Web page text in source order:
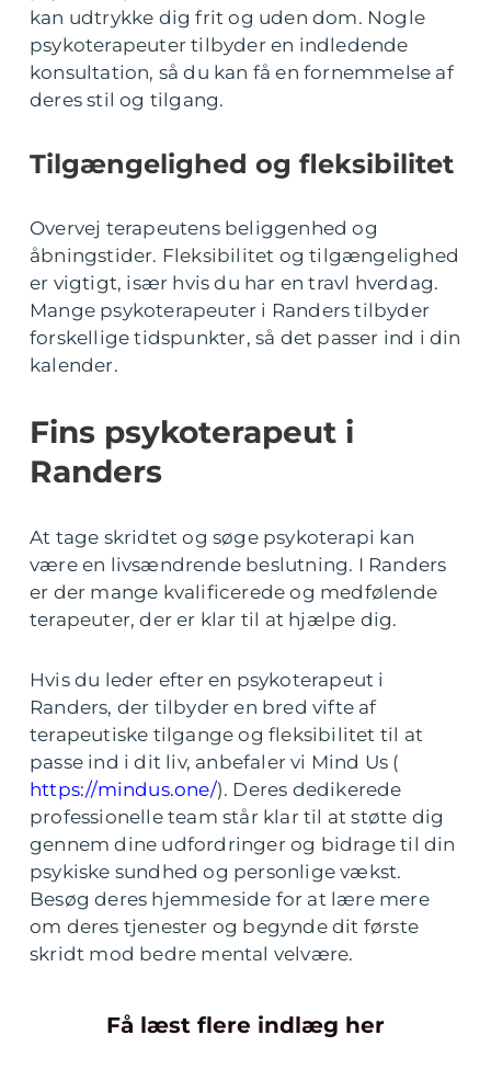
kan udtrykke dig frit og uden dom. Nogle
psykoterapeuter tilbyder en indledende
konsultation, så du kan få en fornemmelse af
deres stil og tilgang.
Tilgængelighed og fleksibilitet
Overvej terapeutens beliggenhed og
åbningstider. Fleksibilitet og tilgængelighed
er vigtigt, især hvis du har en travl hverdag.
Mange psykoterapeuter i Randers tilbyder
forskellige tidspunkter, så det passer ind i din
kalender.
Fins psykoterapeut i
Randers
At tage skridtet og søge psykoterapi kan
være en livsændrende beslutning. I Randers
er der mange kvalificerede og medfølende
terapeuter, der er klar til at hjælpe dig.
Hvis du leder efter en psykoterapeut i
Randers, der tilbyder en bred vifte af
terapeutiske tilgange og fleksibilitet til at
passe ind i dit liv, anbefaler vi Mind Us (
https://mindus.one/). Deres dedikerede
professionelle team står klar til at støtte dig
gennem dine udfordringer og bidrage til din
psykiske sundhed og personlige vækst.
Besøg deres hjemmeside for at lære mere
om deres tjenester og begynde dit første
skridt mod bedre mental velvære.
Få læst flere indlæg her